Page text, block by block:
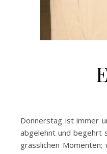
Donnerstag ist immer
abgelehnt und begehrt
grässlichen